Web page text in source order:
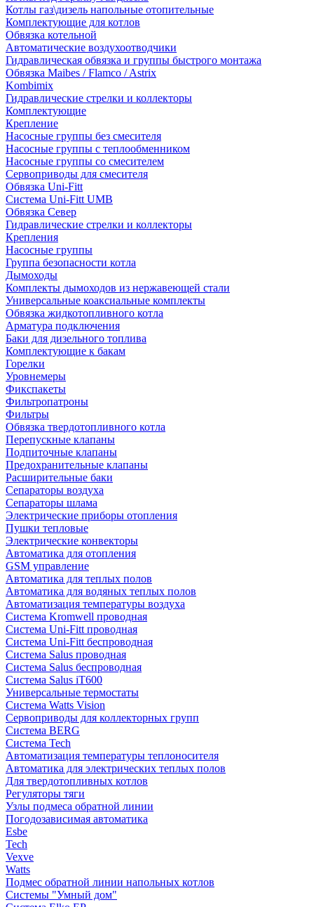
Котлы газ\дизель напольные отопительные
Комплектующие для котлов
Обвязка котельной
Автоматические воздухоотводчики
Гидравлическая обвязка и группы быстрого монтажа
Обвязка Maibes / Flamco / Astrix
Kombimix
Гидравлические стрелки и коллекторы
Комплектующие
Крепление
Насосные группы без смесителя
Насосные группы с теплообменником
Насосные группы со смесителем
Сервоприводы для смесителя
Обвязка Uni-Fitt
Система Uni-Fitt UMB
Обвязка Север
Гидравлические стрелки и коллекторы
Крепления
Насосные группы
Группа безопасности котла
Дымоходы
Комплекты дымоходов из нержавеющей стали
Универсальные коаксиальные комплекты
Обвязка жидкотопливного котла
Арматура подключения
Баки для дизельного топлива
Комплектующие к бакам
Горелки
Уровнемеры
Фикспакеты
Фильтропатроны
Фильтры
Обвязка твердотопливного котла
Перепускные клапаны
Подпиточные клапаны
Предохранительные клапаны
Расширительные баки
Сепараторы воздуха
Сепараторы шлама
Электрические приборы отопления
Пушки тепловые
Электрические конвекторы
Автоматика для отопления
GSM управление
Автоматика для теплых полов
Автоматика для водяных теплых полов
Автоматизация температуры воздуха
Система Kromwell проводная
Система Uni-Fitt проводная
Система Uni-Fitt беспроводная
Система Salus проводная
Система Salus беспроводная
Система Salus iT600
Универсальные термостаты
Система Watts Vision
Сервоприводы для коллекторных групп
Система BERG
Система Tech
Автоматизация температуры теплоносителя
Автоматика для электрических теплых полов
Для твердотопливных котлов
Регуляторы тяги
Узлы подмеса обратной линии
Погодозависимая автоматика
Esbe
Tech
Vexve
Watts
Подмес обратной линии напольных котлов
Системы "Умный дом"